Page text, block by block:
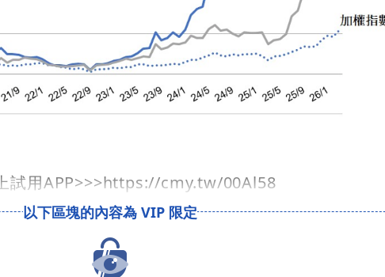
試用APP>>>https://cmy.tw/00Al58